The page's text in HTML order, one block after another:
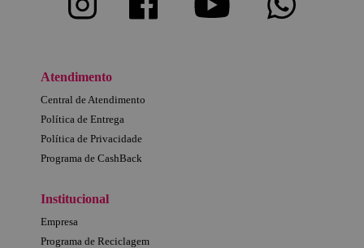
Atendimento
Central de Atendimento
Política de Entrega
Política de Privacidade
Programa de CashBack
Institucional
Empresa
Programa de Reciclagem